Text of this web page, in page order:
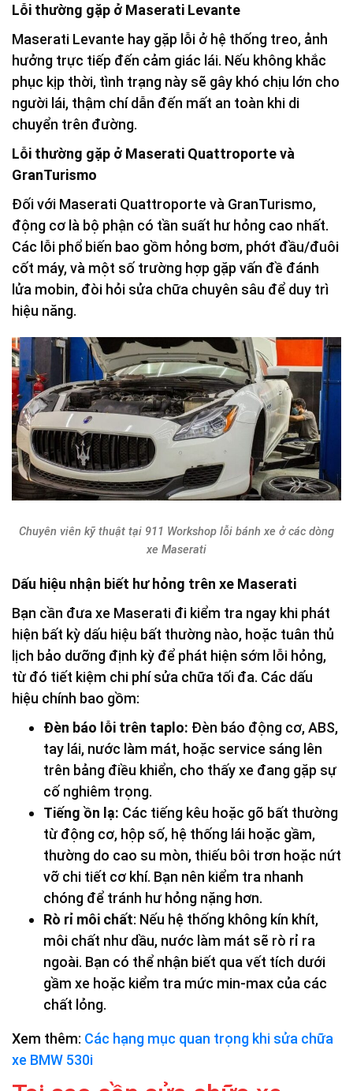
Lỗi thường gặp ở Maserati Levante
Maserati Levante hay gặp lỗi ở hệ thống treo, ảnh
hưởng trực tiếp đến cảm giác lái. Nếu không khắc
phục kịp thời, tình trạng này sẽ gây khó chịu lớn cho
người lái, thậm chí dẫn đến mất an toàn khi di
chuyển trên đường.
Lỗi thường gặp ở Maserati Quattroporte và
GranTurismo
Đối với Maserati Quattroporte và GranTurismo,
động cơ là bộ phận có tần suất hư hỏng cao nhất.
Các lỗi phổ biến bao gồm hỏng bơm, phớt đầu/đuôi
cốt máy, và một số trường hợp gặp vấn đề đánh
lửa mobin, đòi hỏi sửa chữa chuyên sâu để duy trì
hiệu năng.
Chuyên viên kỹ thuật tại 911 Workshop lỗi bánh xe ở các dòng
xe Maserati
Dấu hiệu nhận biết hư hỏng trên xe Maserati
Bạn cần đưa xe Maserati đi kiểm tra ngay khi phát
hiện bất kỳ dấu hiệu bất thường nào, hoặc tuân thủ
lịch bảo dưỡng định kỳ để phát hiện sớm lỗi hỏng,
từ đó tiết kiệm chi phí sửa chữa tối đa. Các dấu
hiệu chính bao gồm:
Đèn báo lỗi trên taplo: Đèn báo động cơ, ABS,
tay lái, nước làm mát, hoặc service sáng lên
trên bảng điều khiển, cho thấy xe đang gặp sự
cố nghiêm trọng.
Tiếng ồn lạ: Các tiếng kêu hoặc gõ bất thường
từ động cơ, hộp số, hệ thống lái hoặc gầm,
thường do cao su mòn, thiếu bôi trơn hoặc nứt
vỡ chi tiết cơ khí. Bạn nên kiểm tra nhanh
chóng để tránh hư hỏng nặng hơn.
Rò rỉ môi chất: Nếu hệ thống không kín khít,
môi chất như dầu, nước làm mát sẽ rò rỉ ra
ngoài. Bạn có thể nhận biết qua vết tích dưới
gầm xe hoặc kiểm tra mức min-max của các
chất lỏng.
Xem thêm: Các hạng mục quan trọng khi sửa chữa
xe BMW 530i